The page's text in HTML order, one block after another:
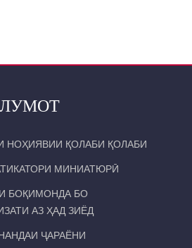
НОҲИЯВИИ ҚОЛАБИ ҚОЛАБИ
МИНИАТЮРӢ
БОҚИМОНДА БО
АЗ ҲАД ЗИЁД
ҶАРАЁНИ